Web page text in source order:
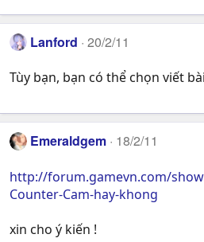
Lanford 20/2/11
Tùy bạn, bạn có thể chọn viết
Emeraldgem 18/2/11
http://forum.gamevn.com/
Counter-Cam-hay-khong
xin cho ý kiến !